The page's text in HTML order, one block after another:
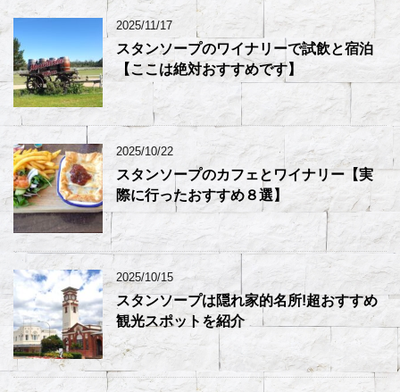
2025/11/17
スタンソープのワイナリーで試飲と宿泊
【ここは絶対おすすめです】
2025/10/22
スタンソープのカフェとワイナリー【実
際に行ったおすすめ８選】
2025/10/15
スタンソープは隠れ家的名所!超おすすめ
観光スポットを紹介